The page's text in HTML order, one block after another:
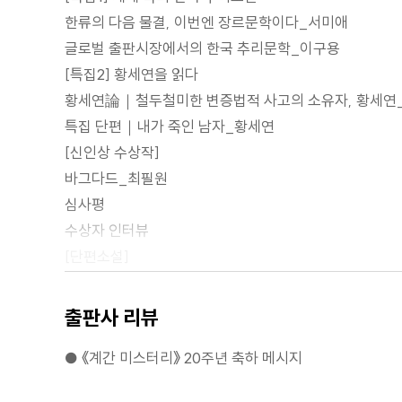
한류의 다음 물결, 이번엔 장르문학이다_서미애
글로벌 출판시장에서의 한국 추리문학_이구용
[특집2] 황세연을 읽다
황세연論｜철두철미한 변증법적 사고의 소유자, 황세연
특집 단편｜내가 죽인 남자_황세연
[신인상 수상작]
바그다드_최필원
심사평
수상자 인터뷰
겨울이 없는 나라_박소해
무고한 표적_박상민
[인터뷰]
출판사 리뷰
● 《계간 미스터리》 20주년 축하 메시지